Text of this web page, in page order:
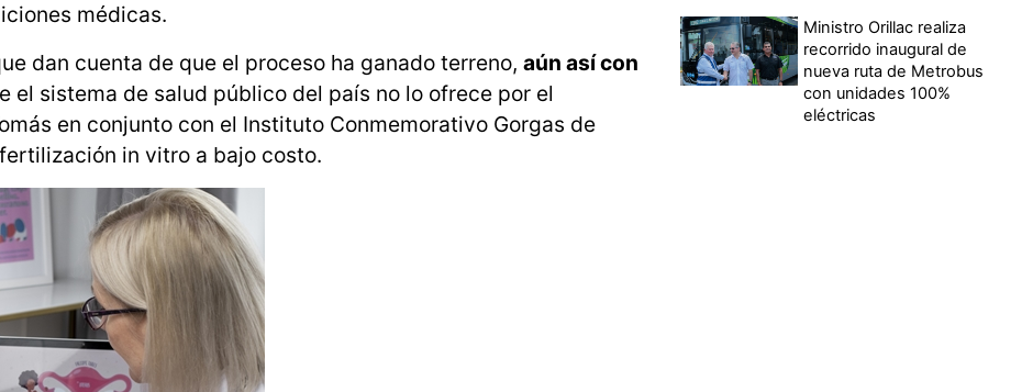
médicas.
dan cuenta de que el proceso ha ganado terreno, aún así con
el sistema de salud público del país no lo ofrece por el
en conjunto con el Instituto Conmemorativo Gorgas de
in vitro a bajo costo.
Ministro Orillac realiza
recorrido inaugural de
nueva ruta de Metrobus
con unidades 100%
eléctricas